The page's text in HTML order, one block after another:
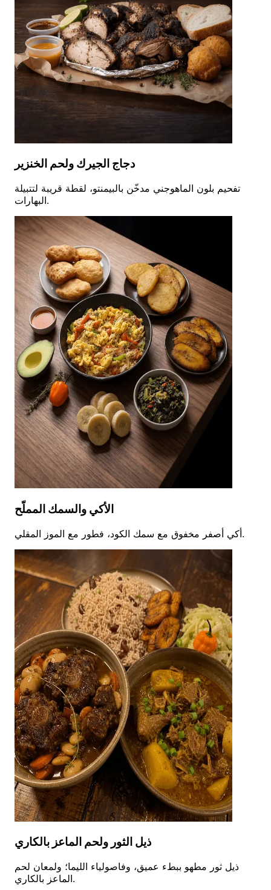
دجاج الجيرك ولحم الخنزير
تفحيم بلون الماهوجني مدخّن بالبيمنتو، لقطة قريبة لتتبيلة
البهارات.
الأكي والسمك المملّح
أكي أصفر مخفوق مع سمك الكود، فطور مع الموز المقلي.
ذيل الثور ولحم الماعز بالكاري
ذيل ثور مطهو ببطء عميق، وفاصولياء الليما؛ ولمعان لحم
الماعز بالكاري.